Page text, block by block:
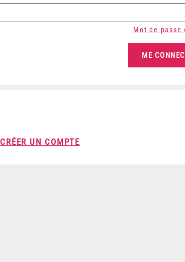
Mot de passe
CRÉER UN COMPTE